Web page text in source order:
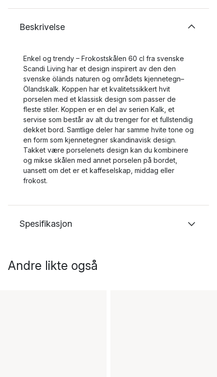
Beskrivelse
Enkel og trendy – Frokostskålen 60 cl fra svenske
Scandi Living har et design inspirert av den den
svenske öländs naturen og områdets kjennetegn–
Ölandskalk. Koppen har et kvalitetssikkert hvit
porselen med et klassisk design som passer de
fleste stiler. Koppen er en del av serien Kalk, et
servise som består av alt du trenger for et fullstendig
dekket bord. Samtlige deler har samme hvite tone og
en form som kjennetegner skandinavisk design.
Takket være porselenets design kan du kombinere
og mikse skålen med annet porselen på bordet,
uansett om det er et kaffeselskap, middag eller
frokost.
Spesifikasjon
Andre likte også